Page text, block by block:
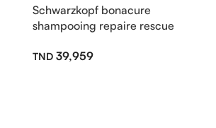
Schwarzkopf bonacure
shampooing repaire rescue
39,959